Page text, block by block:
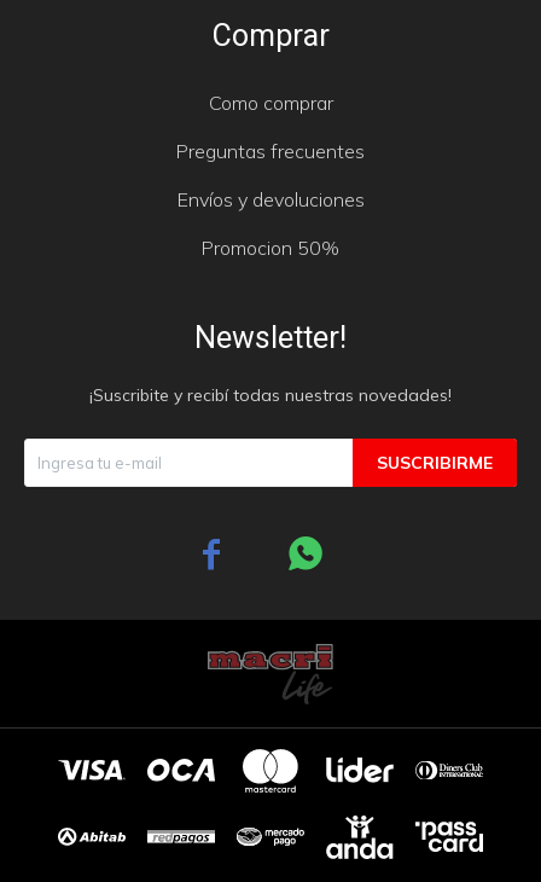
Comprar
Como comprar
Preguntas frecuentes
Envíos y devoluciones
Promocion 50%
Newsletter!
¡Suscribite y recibí todas nuestras novedades!
SUSCRIBIRME
 